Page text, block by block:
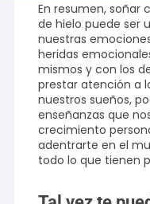
En resumen, soñar
de hielo puede ser
nuestras
heridas
mismos y con los
prestar atención a
nuestros sueños,
enseñanzas que
crecimiento
adentrarte en el
todo lo que tienen